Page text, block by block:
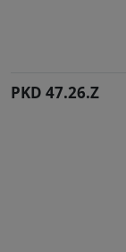
PKD 47.26.Z